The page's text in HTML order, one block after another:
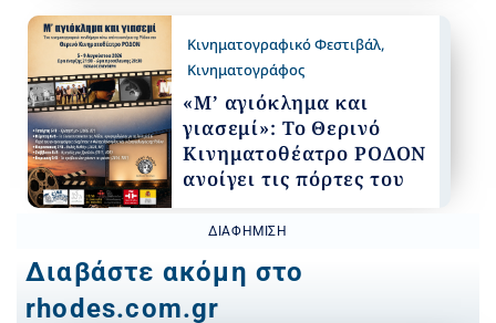
Κινηματογραφικό Φεστιβάλ,
Κινηματογράφος
«Μ’ αγιόκλημα και
γιασεμί»: Το Θερινό
Κινηματοθέατρο ΡΟΔΟΝ
ανοίγει τις πόρτες του
ΔΙΑΦΉΜΙΣΗ
Διαβάστε ακόμη στο
rhodes.com.gr